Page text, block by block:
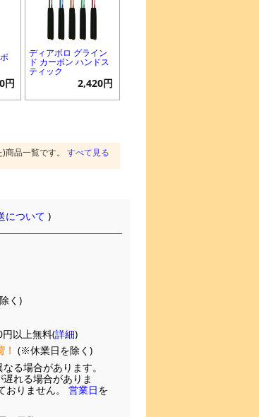
円
ディアボロ グライン
ド カーボン ハンドス
ティック
2,420円
品一覧です。 すべて見る
について )
く)
以上無料(詳細)
(※休業日を除く)
る場合があります。
れる場合がありま
おりません。 営業日を